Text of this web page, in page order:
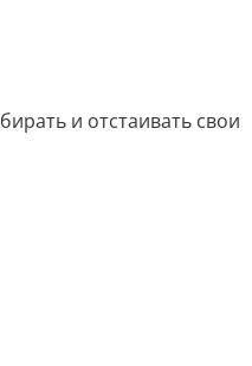
и отстаивать свои